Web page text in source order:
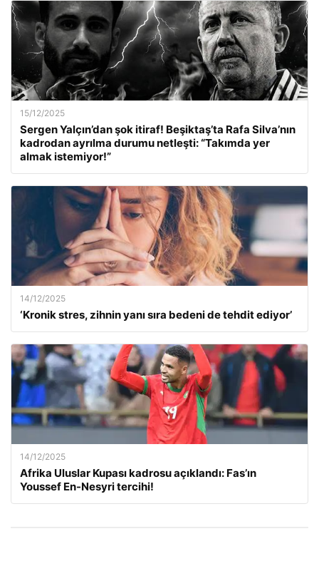
15/12/2025
Sergen Yalçın’dan şok itiraf! Beşiktaş’ta Rafa Silva’nın
kadrodan ayrılma durumu netleşti: “Takımda yer
almak istemiyor!”
14/12/2025
‘Kronik stres, zihnin yanı sıra bedeni de tehdit ediyor’
14/12/2025
Afrika Uluslar Kupası kadrosu açıklandı: Fas’ın
Youssef En-Nesyri tercihi!